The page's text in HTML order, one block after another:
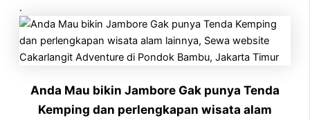
.
Anda Mau bikin Jambore Gak punya Tenda
Kemping dan perlengkapan wisata alam